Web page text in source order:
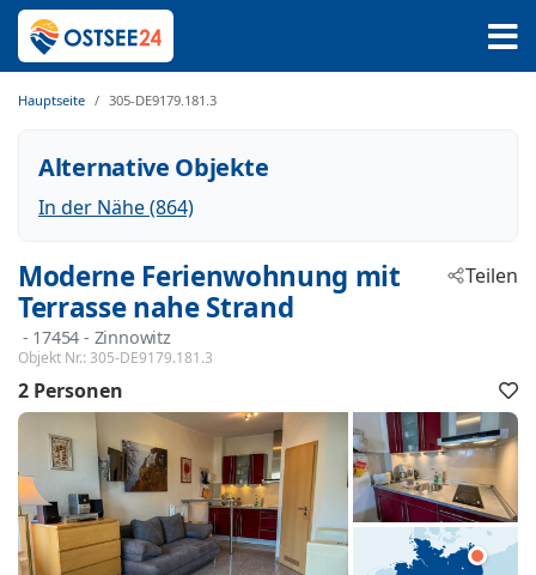
Hauptseite 305-DE9179.181.3
Alternative Objekte
In der Nähe (864)
Moderne Ferienwohnung mit
Terrasse nahe Strand
- 17454 - Zinnowitz
Objekt Nr.: 305-DE9179.181.3
Teilen
2 Personen